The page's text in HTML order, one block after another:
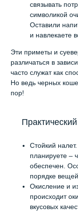
связывать
символикой
Оставили
и навлекаете
Эти приметы и
различаться в
часто служат как
Но ведь черных
пор!
Стойкий
планируете –
обеспечен.
порядке
Окисление и
происходит
вкусовых